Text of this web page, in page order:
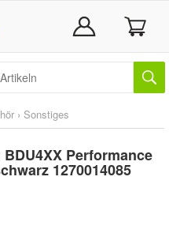
› Sonstiges
Performance
1270014085